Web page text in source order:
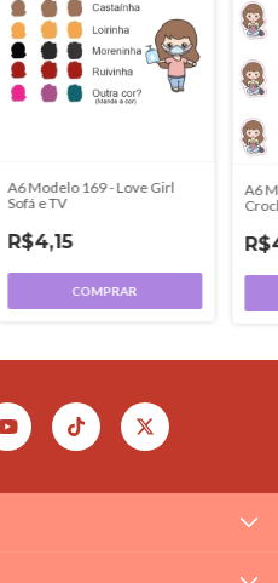
A6 Modelo 169 - Love Girl
Sofá e TV
R$4,15
COMPRAR
A6